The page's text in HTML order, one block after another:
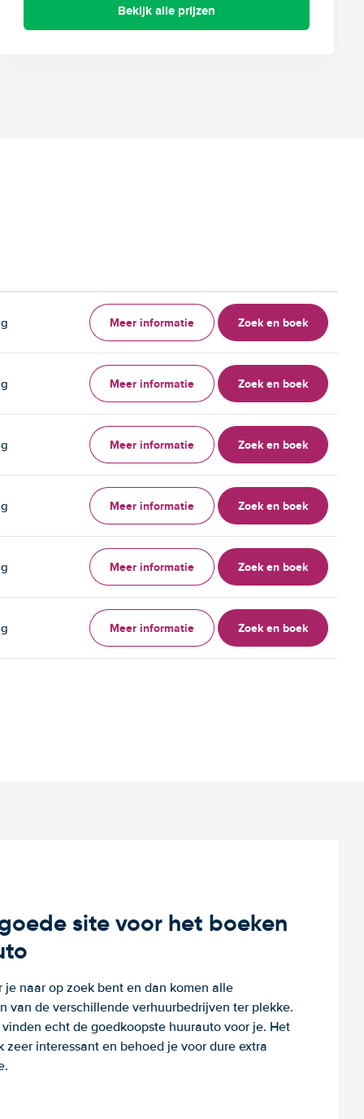
Bekijk alle prijzen
Meer informatie Zoek en boek
Meer informatie Zoek en boek
Meer informatie Zoek en boek
Meer informatie Zoek en boek
Meer informatie Zoek en boek
Meer informatie Zoek en boek
site voor het boeken
naar op zoek bent en dan komen alle
van de verschillende verhuurbedrijven ter plekke.
echt de goedkoopste huurauto voor je. Het
zeer interessant en behoed je voor dure extra